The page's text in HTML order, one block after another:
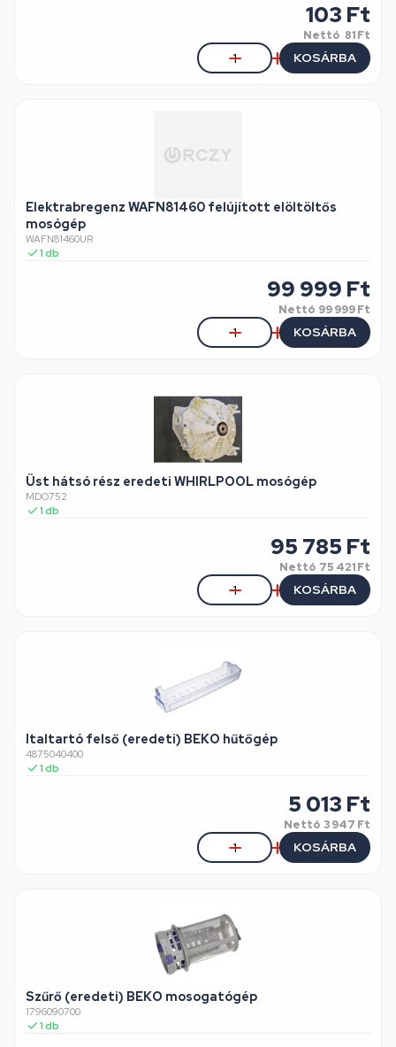
103 Ft
Nettó 81 Ft
KOSÁRBA
Elektrabregenz WAFN81460 felújított elöltöltős
mosógép
WAFN81460UR
1db
99 999 Ft
Nettó 99 999 Ft
KOSÁRBA
Üst hátsó rész eredeti WHIRLPOOL mosógép
MDO752
1db
95 785 Ft
Nettó 75 421 Ft
KOSÁRBA
Italtartó felső (eredeti) BEKO hűtőgép
4875040400
1db
5 013 Ft
Nettó 3 947 Ft
KOSÁRBA
Szűrő (eredeti) BEKO mosogatógép
1796090700
1db